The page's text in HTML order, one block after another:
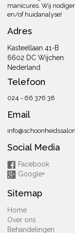
manicures. Wij
en/of huidanalyse!
Adres
Kasteellaan 41-B
6602 DC Wijchen
Nederland
Telefoon
024 - 66 376 38
Email
Social Media
Facebook
Google+
Sitemap
Home
Over ons
Behandelingen